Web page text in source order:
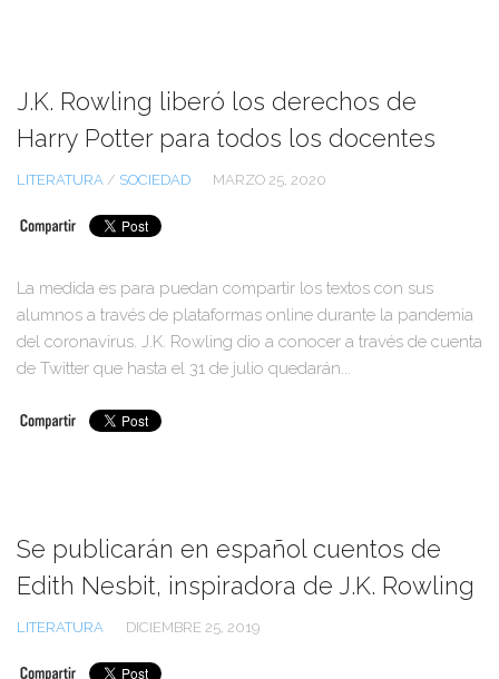
J.K. Rowling liberó los derechos de
Harry Potter para todos los docentes
LITERATURA / SOCIEDAD MARZO 25, 2020
La medida es para puedan compartir los textos con sus
alumnos a través de plataformas online durante la pandemia
del coronavirus. J.K. Rowling dio a conocer a través de cuenta
de Twitter que hasta el 31 de julio quedarán...
Se publicarán en español cuentos de
Edith Nesbit, inspiradora de J.K. Rowling
LITERATURA DICIEMBRE 25, 2019